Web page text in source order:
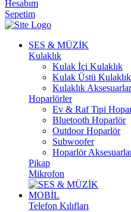
Hesabım
Sepetim
SES & MÜZİK
Kulaklık
Kulak İçi Kulaklık
Kulak Üstü Kulaklık
Kulaklık
Hoparlörler
Ev & Raf Tipi
Bluetooth Hoparlör
Outdoor Hoparlör
Subwoofer
Hoparlör
Pikap
Mikrofon
MOBİL
Telefon Kılıfları